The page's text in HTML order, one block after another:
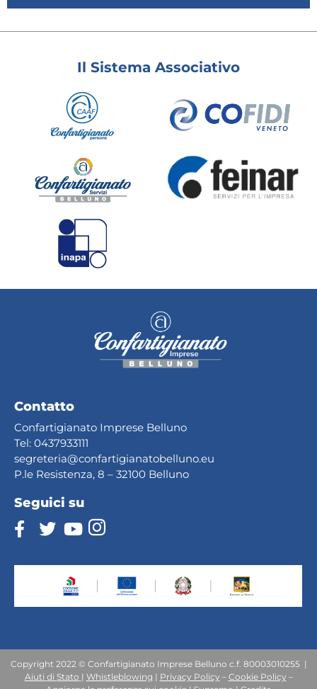
Il Sistema Associativo
Contatto
Confartigianato Imprese Belluno
Tel: 0437933111
segreteria@confartigianatobelluno.eu
P.le Resistenza, 8 – 32100 Belluno
Seguici su
Copyright 2022 © Confartigianato Imprese Belluno c.f. 80003010255 |
Aiuti di Stato | Whistleblowing | Privacy Policy – Cookie Policy –